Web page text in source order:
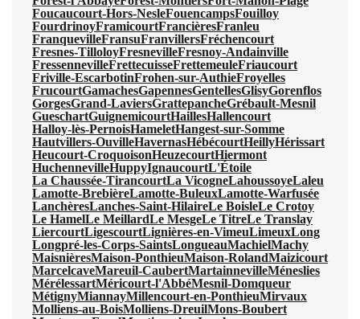
Foucaucourt-Hors-NesleFouencampsFouilloy
FourdrinoyFramicourtFrancièresFranleu
FranquevilleFransuFranvillersFréchencourt
Fresnes-TilloloyFresnevilleFresnoy-Andainville
FressennevilleFrettecuisseFrettemeuleFriaucourt
Friville-EscarbotinFrohen-sur-AuthieFroyelles
FrucourtGamachesGapennesGentellesGlisyGorenflos
GorgesGrand-LaviersGrattepancheGrébault-Mesnil
GueschartGuignemicourtHaillesHallencourt
Halloy-lès-PernoisHameletHangest-sur-Somme
Hautvillers-OuvilleHavernasHébécourtHeillyHérissart
Heucourt-CroquoisonHeuzecourtHiermont
HuchennevilleHuppyIgnaucourtL'Étoile
La Chaussée-TirancourtLa VicogneLahoussoyeLaleu
Lamotte-BrebièreLamotte-BuleuxLamotte-Warfusée
LanchèresLanches-Saint-HilaireLe BoisleLe Crotoy
Le HamelLe MeillardLe MesgeLe TitreLe Translay
LiercourtLigescourtLignières-en-VimeuLimeuxLong
Longpré-les-Corps-SaintsLongueauMachielMachy
MaisnièresMaison-PonthieuMaison-RolandMaizicourt
MarcelcaveMareuil-CaubertMartainnevilleMéneslies
MérélessartMéricourt-l'AbbéMesnil-Domqueur
MétignyMiannayMillencourt-en-PonthieuMirvaux
Molliens-au-BoisMolliens-DreuilMons-Boubert